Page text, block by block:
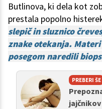
Butlinova, ki dela kot
prestala popolno
slepič in sluznico
znake otekanja.
posegom naredili
PREBERI ŠE
jajčnikov